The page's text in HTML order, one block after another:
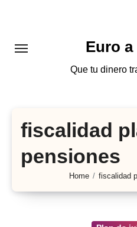
Euro
Que tu dinero
fiscalidad
pensiones
Home fiscalidad